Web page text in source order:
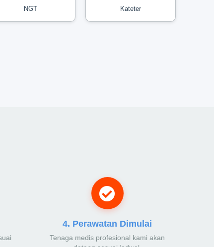
NGT Kateter
4. Perawatan Dimulai
Tenaga medis profesional kami akan